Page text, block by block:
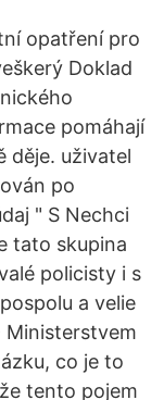
opatření pro
Doklad
pomáhají
děje. uživatel
po
" S Nechci
tato skupina
policisty i s
a velie
co je to
tento pojem